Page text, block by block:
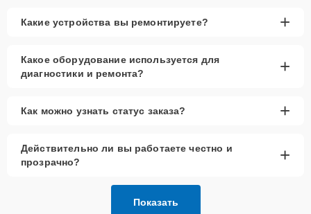
Какие устройства вы ремонтируете? +
Какое оборудование используется для
диагностики и ремонта?
+
Как можно узнать статус заказа? +
Действительно ли вы работаете честно и
прозрачно?
+
Показать